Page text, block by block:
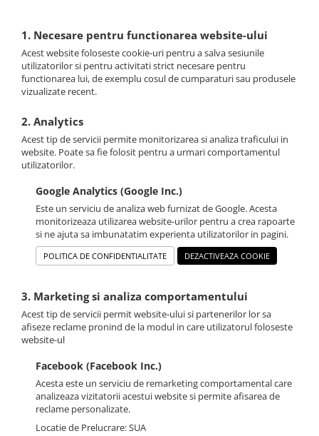
1. Necesare pentru functionarea website-ului
Acest website foloseste cookie-uri pentru a salva sesiunile
utilizatorilor si pentru activitati strict necesare pentru
functionarea lui, de exemplu cosul de cumparaturi sau produsele
vizualizate recent.
2. Analytics
Acest tip de servicii permite monitorizarea si analiza traficului in
website. Poate sa fie folosit pentru a urmari comportamentul
utilizatorilor.
Google Analytics (Google Inc.)
Este un serviciu de analiza web furnizat de Google. Acesta
monitorizeaza utilizarea website-urilor pentru a crea rapoarte
si ne ajuta sa imbunatatim experienta utilizatorilor in pagini.
POLITICA DE CONFIDENTIALITATE DEZACTIVEAZA COOKIE
3. Marketing si analiza comportamentului
Acest tip de servicii permit website-ului si partenerilor lor sa
afiseze reclame pronind de la modul in care utilizatorul foloseste
website-ul
Facebook (Facebook Inc.)
Acesta este un serviciu de remarketing comportamental care
analizeaza vizitatorii acestui website si permite afisarea de
reclame personalizate.
Locatie de Prelucrare: SUA